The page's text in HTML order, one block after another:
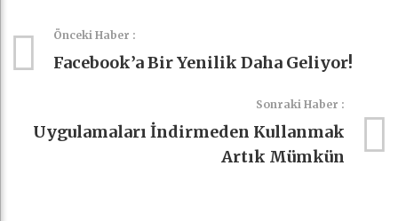
Önceki Haber :
Facebook’a Bir Yenilik Daha Geliyor!
Sonraki Haber :
Uygulamaları İndirmeden Kullanmak
Artık Mümkün